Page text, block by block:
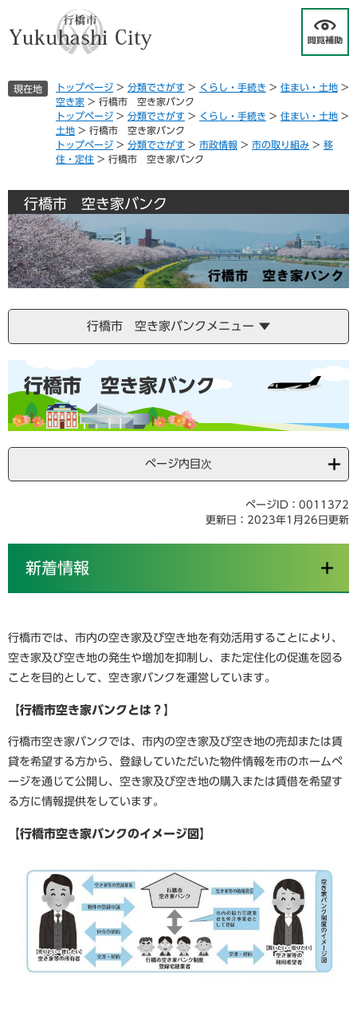
へ
現在地 トップページ > 分類でさがす > くらし・手続き > 住まい・土地 >
空き家 > 行橋市 空き家バンク
トップページ > 分類でさがす > くらし・手続き > 住まい・土地 >
土地 > 行橋市 空き家バンク
トップページ > 分類でさがす > 市政情報 > 市の取り組み > 移
住・定住 > 行橋市 空き家バンク
行橋市 空き家バンク
行橋市 空き家バンクメニュー
行橋市 空き家バンク
ページ内目次
ページID：0011372
更新日：2023年1月26日更新
新着情報
行橋市では、市内の空き家及び空き地を有効活用することにより、
空き家及び空き地の発生や増加を抑制し、また定住化の促進を図る
ことを目的として、空き家バンクを運営しています。
【行橋市空き家バンクとは？】
行橋市空き家バンクでは、市内の空き家及び空き地の売却または賃
貸を希望する方から、登録していただいた物件情報を市のホームペ
ージを通じて公開し、空き家及び空き地の購入または賃借を希望す
る方に情報提供をしています。
【行橋市空き家バンクのイメージ図】